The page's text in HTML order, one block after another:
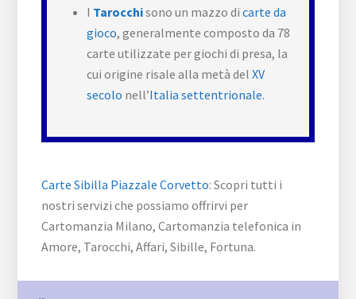
I Tarocchisono un mazzo dicarte da
gioco, generalmente composto da 78
carte utilizzate per giochi di presa, la
cui origine risale alla metà delXV
secolo nell’Italia settentrionale.
Carte Sibilla ​Piazzale ​Corvetto: Scopri tutti i
nostri servizi che possiamo offrirvi per
Cartomanzia Milano, Cartomanzia telefonica in
Amore, Tarocchi, Affari, Sibille, Fortuna.